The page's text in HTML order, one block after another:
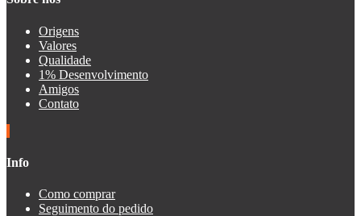
Origens
Valores
Qualidade
1% Desenvolvimento
Amigos
Contato
Info
Como comprar
Seguimento do pedido